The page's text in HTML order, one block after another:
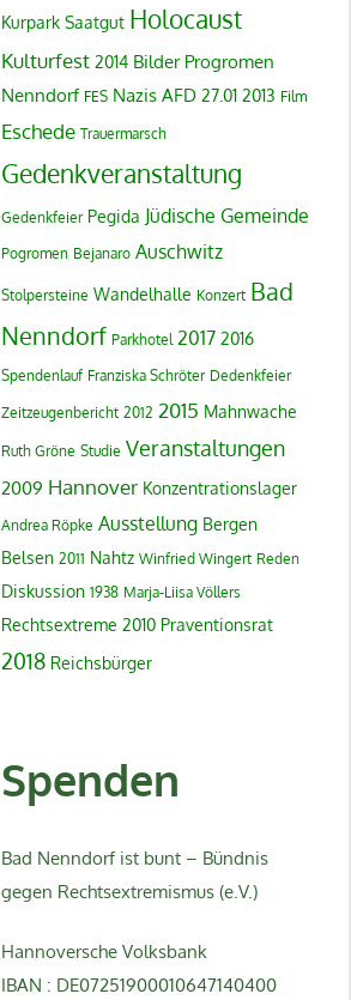
Kurpark Saatgut Holocaust
Kulturfest 2014 Bilder Progromen
Nenndorf FES Nazis AFD 27.01 2013 Film
Eschede Trauermarsch
Gedenkveranstaltung
Gedenkfeier Pegida Jüdische Gemeinde
Pogromen Bejanaro Auschwitz
Stolpersteine Wandelhalle Konzert Bad
Nenndorf Parkhotel 2017 2016
Spendenlauf Franziska Schröter Dedenkfeier
Zeitzeugenbericht 2012 2015 Mahnwache
Ruth Gröne Studie Veranstaltungen
2009 Hannover Konzentrationslager
Andrea Röpke Ausstellung Bergen
Belsen 2011 Nahtz Winfried Wingert Reden
Diskussion 1938 Marja-Liisa Völlers
Rechtsextreme 2010 Praventionsrat
2018 Reichsbürger
Spenden
Bad Nenndorf ist bunt – Bündnis
gegen Rechtsextremismus (e.V.)
Hannoversche Volksbank
IBAN : DE07251900010647140400